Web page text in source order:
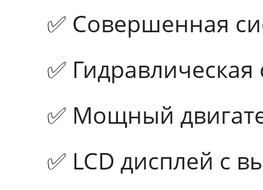
✅ Совершенная
✅
✅ Мощный
✅ LCD дисплей с